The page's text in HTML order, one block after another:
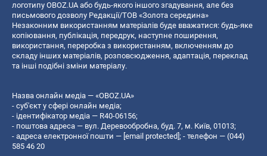
логотипу OBOZ.UA або будь-якого іншого згадування, але без
письмового дозволу Редакції/ТОВ «Золота середина»
Незаконним використанням матеріалів буде вважатися: будь-яке
копiювання, публiкацiя, передрук, наступне поширення,
використання, переробка з використанням, включенням до
складу інших матеріалів, розповсюдження, адаптація, переклад
та інші подібні зміни матеріалу.
Назва онлайн медіа — «OBOZ.UA»
- суб'єкт у сфері онлайн медіа;
- ідентифікатор медіа — R40-06156;
- поштова адреса — вул. Деревообробна, буд. 7, м. Київ, 01013;
- адреса електронної пошти — [email protected]; - телефон — (044)
585 46 20